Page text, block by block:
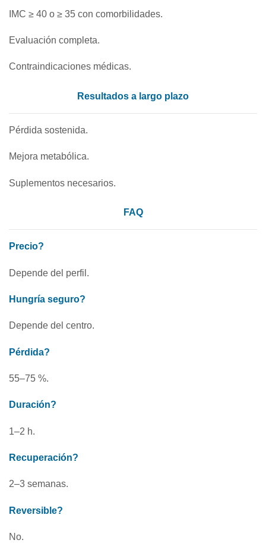
IMC ≥ 40 o ≥ 35 con comorbilidades.
Evaluación completa.
Contraindicaciones médicas.
Resultados a largo plazo
Pérdida sostenida.
Mejora metabólica.
Suplementos necesarios.
FAQ
Precio?
Depende del perfil.
Hungría seguro?
Depende del centro.
Pérdida?
55–75 %.
Duración?
1–2 h.
Recuperación?
2–3 semanas.
Reversible?
No.